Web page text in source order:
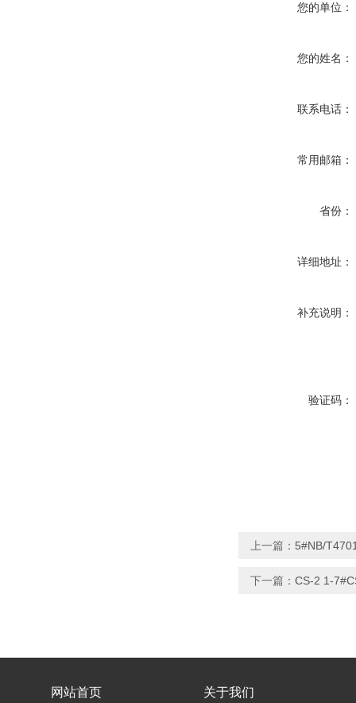
您的单位：
您的姓名：
联系电话：
常用邮箱：
省份：
详细地址：
补充说明：
验证码：
上一篇： 5#NB/
下一篇： CS-2 1-
网站首页 关于我们